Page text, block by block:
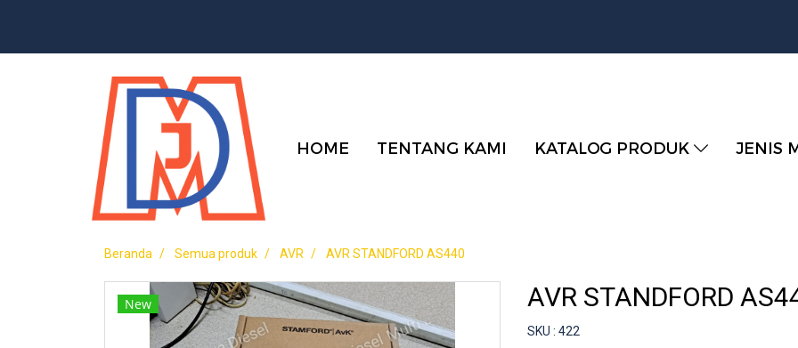
HOME TENTANG KAMI KATALOG PRODUK JENIS
Beranda Semua produk AVR AVR STANDFORD AS440
New AVR STANDFORD
SKU : 422